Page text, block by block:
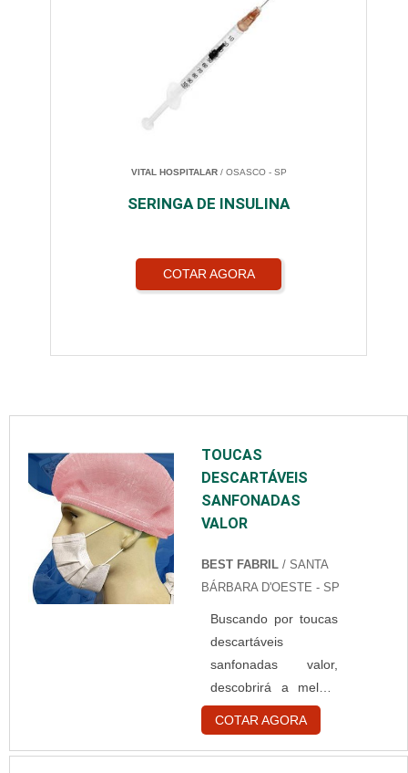
VITAL HOSPITALAR/ OSASCO - SP
SERINGA DE INSULINA
COTAR AGORA
TOUCAS
DESCARTÁVEIS
SANFONADAS
VALOR
BEST FABRIL / SANTA
BÁRBARA D'OESTE - SP
Buscando por toucas
descartáveis
sanfonadas valor,
descobrirá a melhor
empresa do
segmento.
Elaborando um
COTAR AGORA